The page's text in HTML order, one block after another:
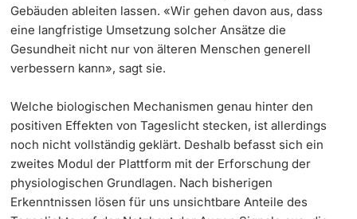
Gebäuden ableiten lassen. «Wir gehen davon aus, dass
eine langfristige Umsetzung solcher Ansätze die
Gesundheit nicht nur von älteren Menschen generell
verbessern kann», sagt sie.
Welche biologischen Mechanismen genau hinter den
positiven Effekten von Tageslicht stecken, ist allerdings
noch nicht vollständig geklärt. Deshalb befasst sich ein
zweites Modul der Plattform mit der Erforschung der
physiologischen Grundlagen. Nach bisherigen
Erkenntnissen lösen für uns unsichtbare Anteile des